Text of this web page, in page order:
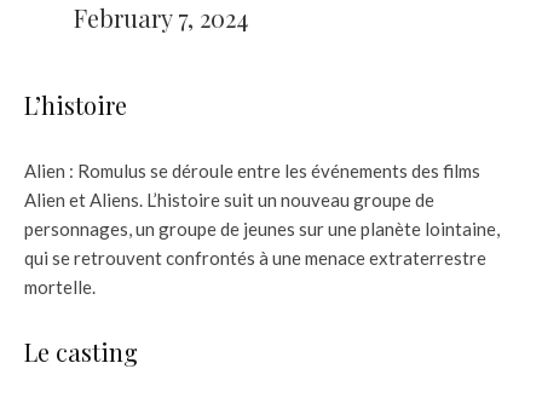
February 7, 2024
L’histoire
Alien : Romulus se déroule entre les événements des films
Alien et Aliens. L’histoire suit un nouveau groupe de
personnages, un groupe de jeunes sur une planète lointaine,
qui se retrouvent confrontés à une menace extraterrestre
mortelle.
Le casting